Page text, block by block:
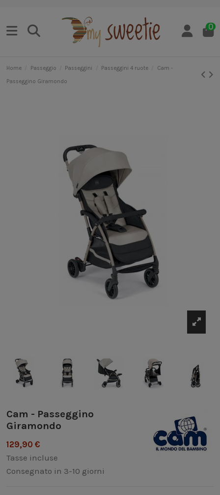
0
Home Passeggio Passeggini Passeggini 4 ruote Cam -
Passeggino Giramondo
Cam - Passeggino
Giramondo
129,90 €
Tasse incluse
Consegnato in 3-10 giorni